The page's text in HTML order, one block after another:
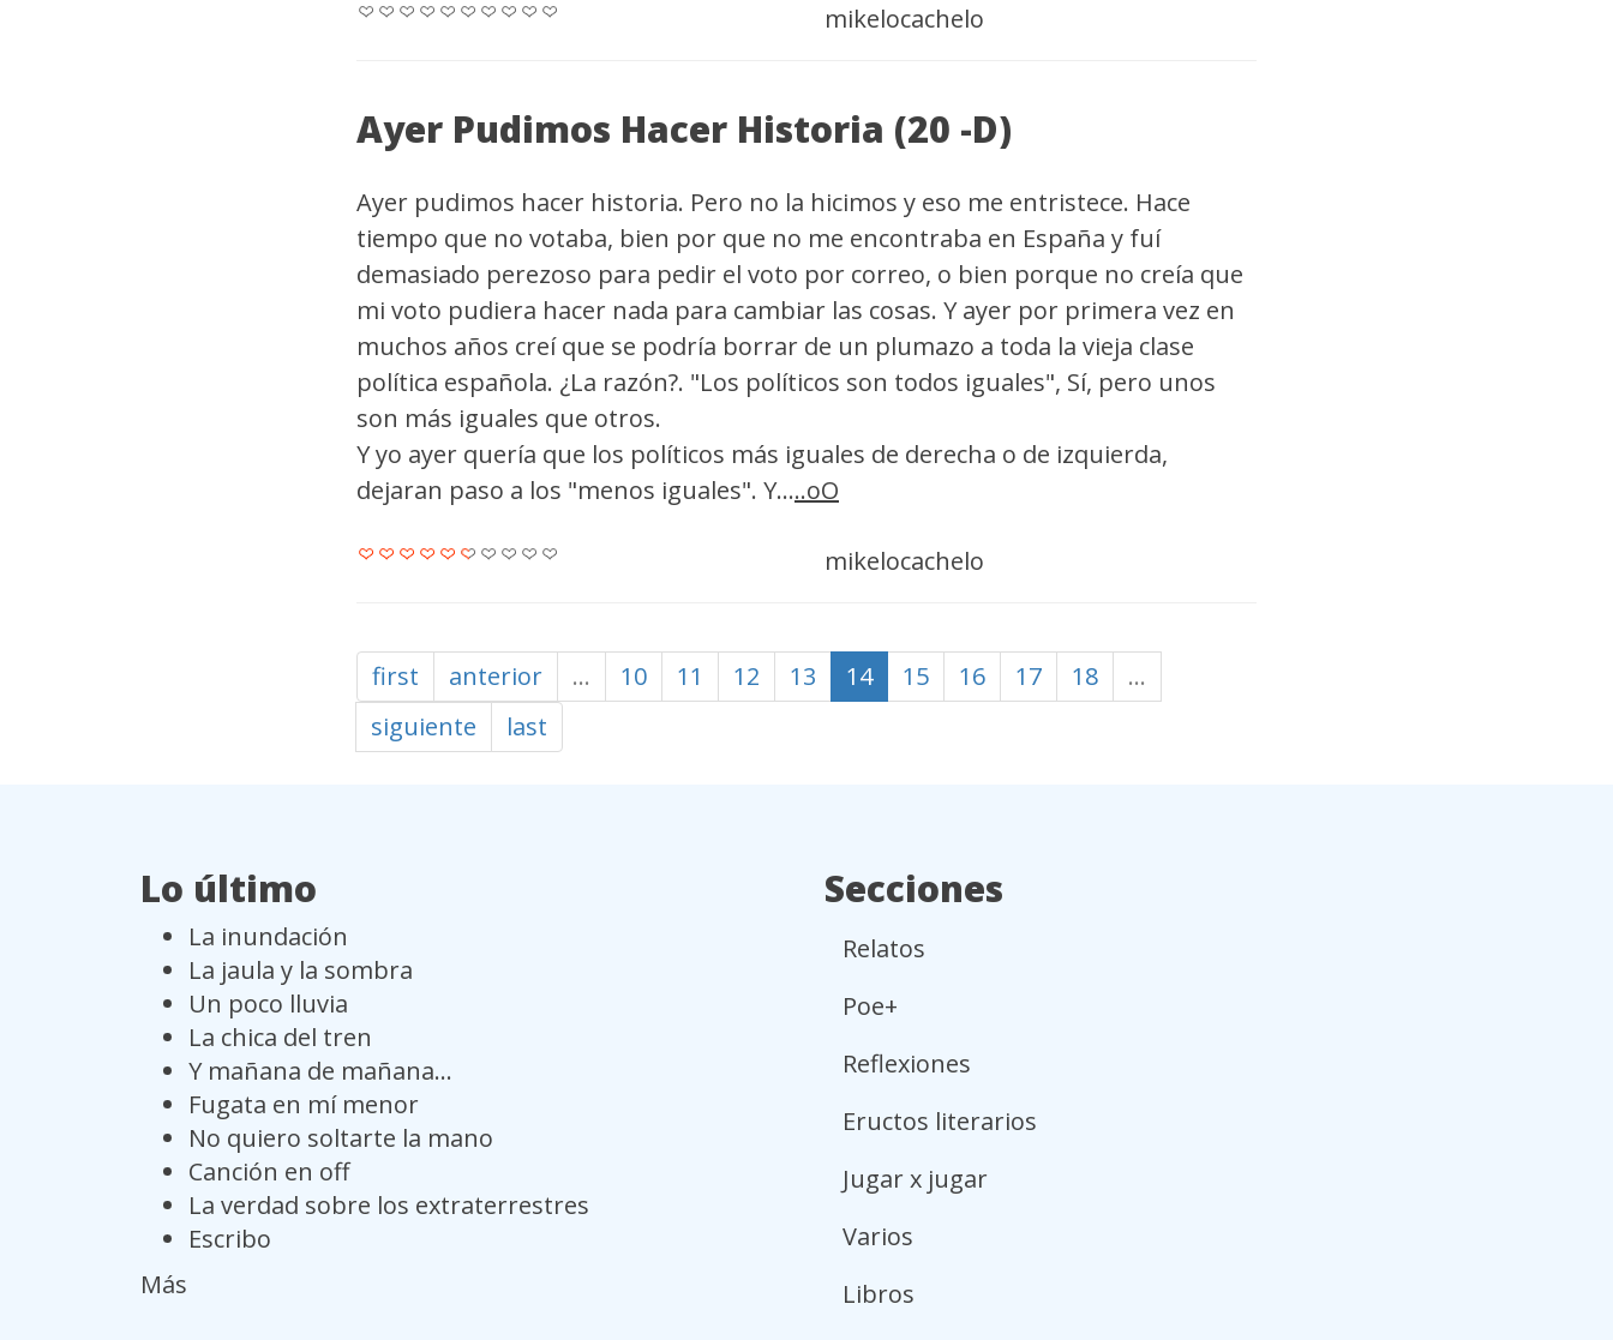
mikelocachelo
Ayer Pudimos Hacer Historia (20 -D)
Ayer pudimos hacer historia. Pero no la hicimos y eso me entristece. Hace
tiempo que no votaba, bien por que no me encontraba en España y fuí
demasiado perezoso para pedir el voto por correo, o bien porque no creía que
mi voto pudiera hacer nada para cambiar las cosas. Y ayer por primera vez en
muchos años creí que se podría borrar de un plumazo a toda la vieja clase
política española. ¿La razón?. "Los políticos son todos iguales", Sí, pero unos
son más iguales que otros.
Y yo ayer quería que los políticos más iguales de derecha o de izquierda,
dejaran paso a los "menos iguales". Y.....oO
mikelocachelo
first anterior … 10 11 12 13 14 15 16 17 18
…
siguiente
last
Lo último
La inundación
La jaula y la sombra
Un poco lluvia
La chica del tren
Y mañana de mañana...
Fugata en mí menor
No quiero soltarte la mano
Canción en off
La verdad sobre los extraterrestres
Escribo
Más
Secciones
Relatos
Poe+
Reflexiones
Eructos literarios
Jugar x jugar
Varios
Libros